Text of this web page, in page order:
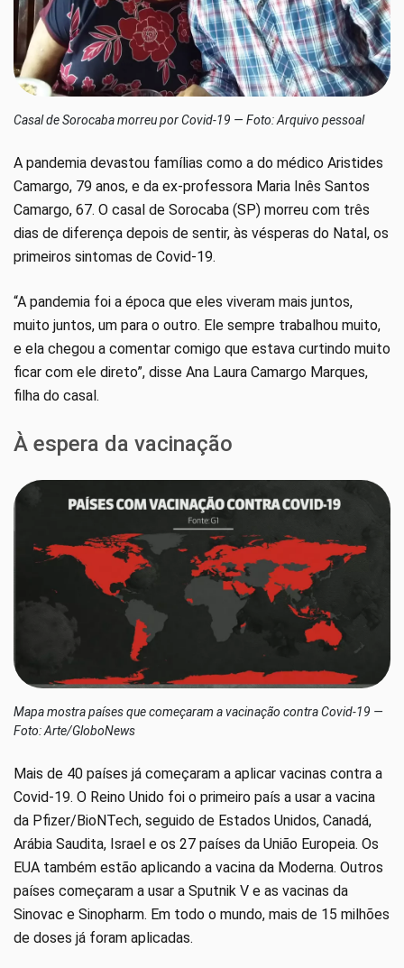
Casal de Sorocaba morreu por Covid-19 — Foto: Arquivo pessoal
A pandemia devastou famílias como a do médico Aristides
Camargo, 79 anos, e da ex-professora Maria Inês Santos
Camargo, 67. O casal de Sorocaba (SP) morreu com três
dias de diferença depois de sentir, às vésperas do Natal, os
primeiros sintomas de Covid-19.
“A pandemia foi a época que eles viveram mais juntos,
muito juntos, um para o outro. Ele sempre trabalhou muito,
e ela chegou a comentar comigo que estava curtindo muito
ficar com ele direto”, disse Ana Laura Camargo Marques,
filha do casal.
À espera da vacinação
Mapa mostra países que começaram a vacinação contra Covid-19 —
Foto: Arte/GloboNews
Mais de 40 países já começaram a aplicar vacinas contra a
Covid-19. O Reino Unido foi o primeiro país a usar a vacina
da Pfizer/BioNTech, seguido de Estados Unidos, Canadá,
Arábia Saudita, Israel e os 27 países da União Europeia. Os
EUA também estão aplicando a vacina da Moderna. Outros
países começaram a usar a Sputnik V e as vacinas da
Sinovac e Sinopharm. Em todo o mundo, mais de 15 milhões
de doses já foram aplicadas.